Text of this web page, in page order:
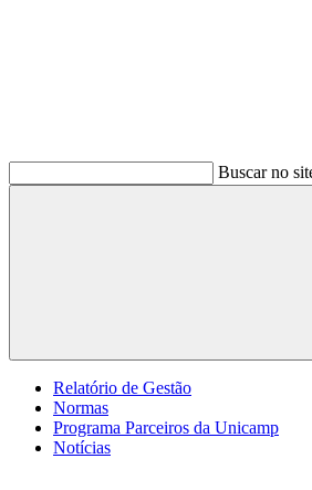
Buscar no
Buscar
Relatório de Gestão
Normas
Programa Parceiros da Unicamp
Notícias